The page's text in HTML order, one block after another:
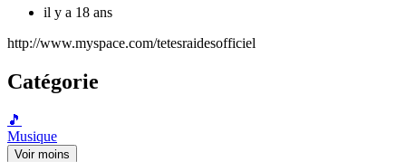
il y a 18 ans
http://www.myspace.com/tetesraidesofficiel
Catégorie
🎵
Musique
Voir moins